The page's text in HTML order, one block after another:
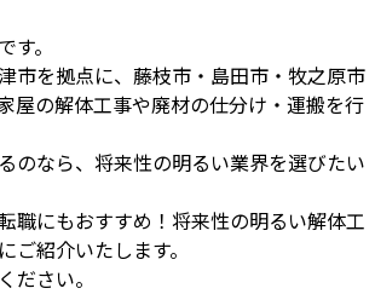
。
市を拠点に、藤枝市・島田市・牧之原市
屋の解体工事や廃材の仕分け・運搬を行
のなら、将来性の明るい業界を選びたい
職にもおすすめ！将来性の明るい解体工
ご紹介いたします。
ださい。